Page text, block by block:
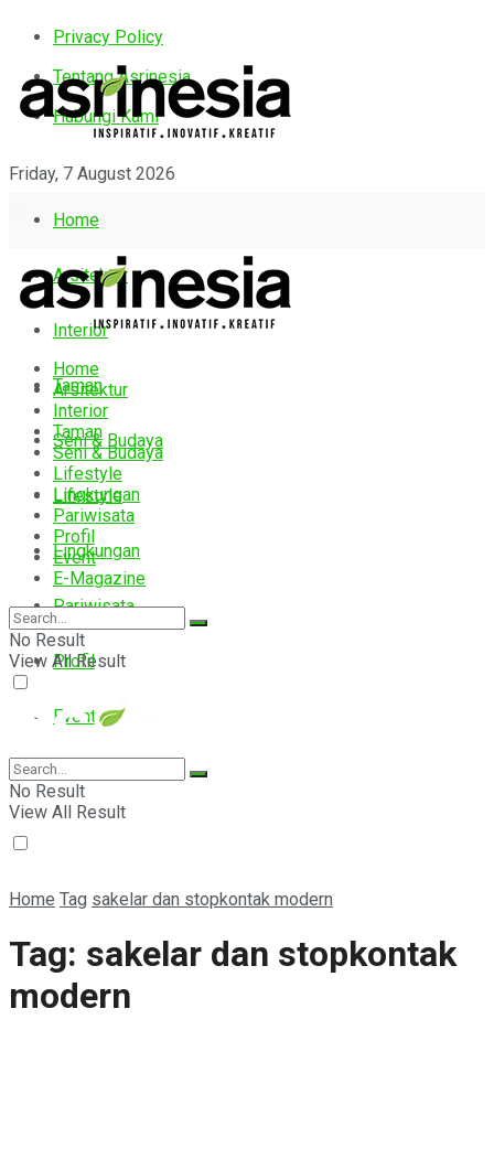
Privacy Policy
Tentang Asrinesia
Hubungi Kami
Friday, 7 August 2026
Home
Arsitektur
Interior
Taman
Seni & Budaya
Lifestyle
Lingkungan
Pariwisata
Profil
Event
E-Magazine
Home
Arsitektur
Interior
Taman
Seni & Budaya
Lifestyle
Lingkungan
Pariwisata
Profil
Event
E-Magazine
No Result
View All Result
No Result
View All Result
Home Tag sakelar dan stopkontak modern
Tag: sakelar dan stopkontak
modern